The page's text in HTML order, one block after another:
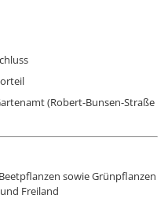
(Robert-Bunsen-Straße
sowie Grünpflanzen
Freiland